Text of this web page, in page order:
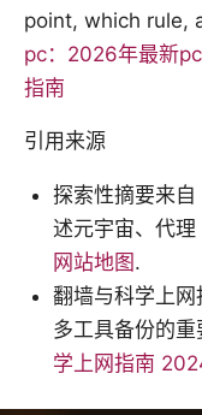
point, which rule,
pc：2026年最新
指南
引用来源
探索性摘要来自
述元宇宙、代
网站地图.
翻墙与科学上
多工具备份的
学上网指南